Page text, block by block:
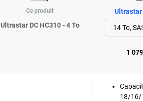
Ce produit
Ultrastar DC HC310 - 4 To
Ultrastar
1
18/16/